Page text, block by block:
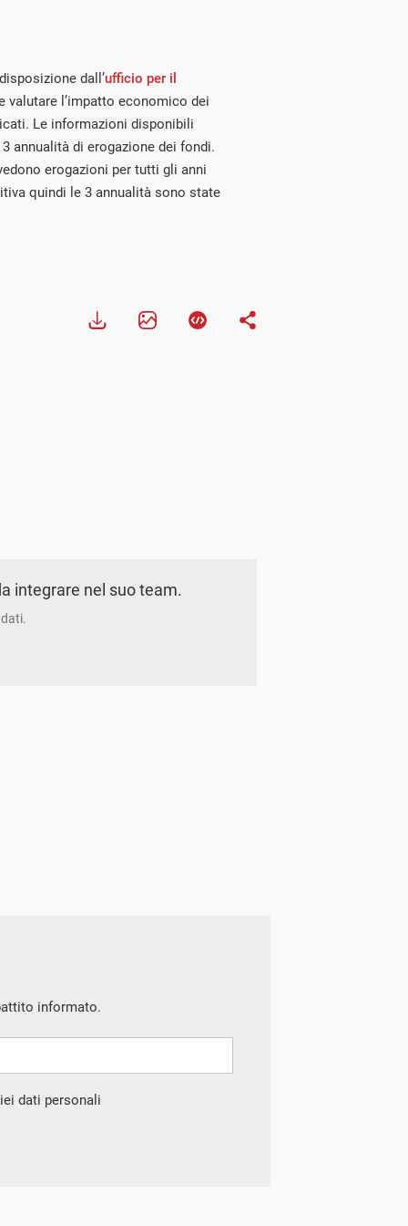
dall’ufficio per il
valutare l’impatto economico dei
Le informazioni disponibili
annualità di erogazione dei fondi.
erogazioni per tutti gli anni
quindi le 3 annualità sono state
integrare nel suo team.
informato.
dati personali